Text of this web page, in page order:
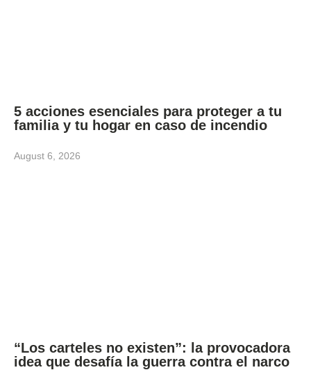
5 acciones esenciales para proteger a tu
familia y tu hogar en caso de incendio
August 6, 2026
“Los carteles no existen”: la provocadora
idea que desafía la guerra contra el narco